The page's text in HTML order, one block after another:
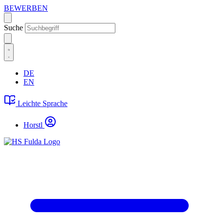
BEWERBEN
Suche
DE
EN
Leichte Sprache
Horstl